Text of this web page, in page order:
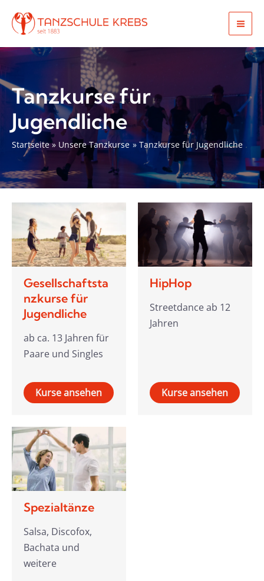
Inhalt
springen
Tanzkurse für
Jugendliche
Startseite Unsere Tanzkurse Tanzkurse für Jugendliche
Gesellschaftsta
nzkurse für
Jugendliche
ab ca. 13 Jahren für
Paare und Singles
Kurse ansehen
HipHop
Streetdance ab 12
Jahren
Kurse ansehen
Spezialtänze
Salsa, Discofox,
Bachata und
weitere